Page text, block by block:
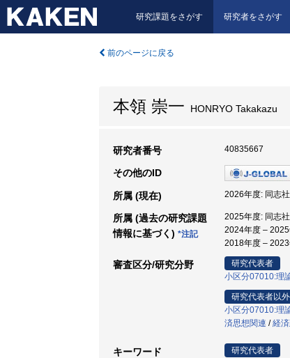
研究課題をさがす 研究者をさがす
前のページに戻る
本領 崇一 HONRYO Takakazu
研究者番号 40835667
その他のID
所属 (現在) 2026年度: 同志
所属 (過去の研究課題
情報に基づく) *注記
2025年度: 同志
2024年度 –
2018年度 –
審査区分/研究分野
研究代表者
小区分07010:理
研究代表者以外
小区分07010:理
済思想関連 /経
キーワード
研究代表者